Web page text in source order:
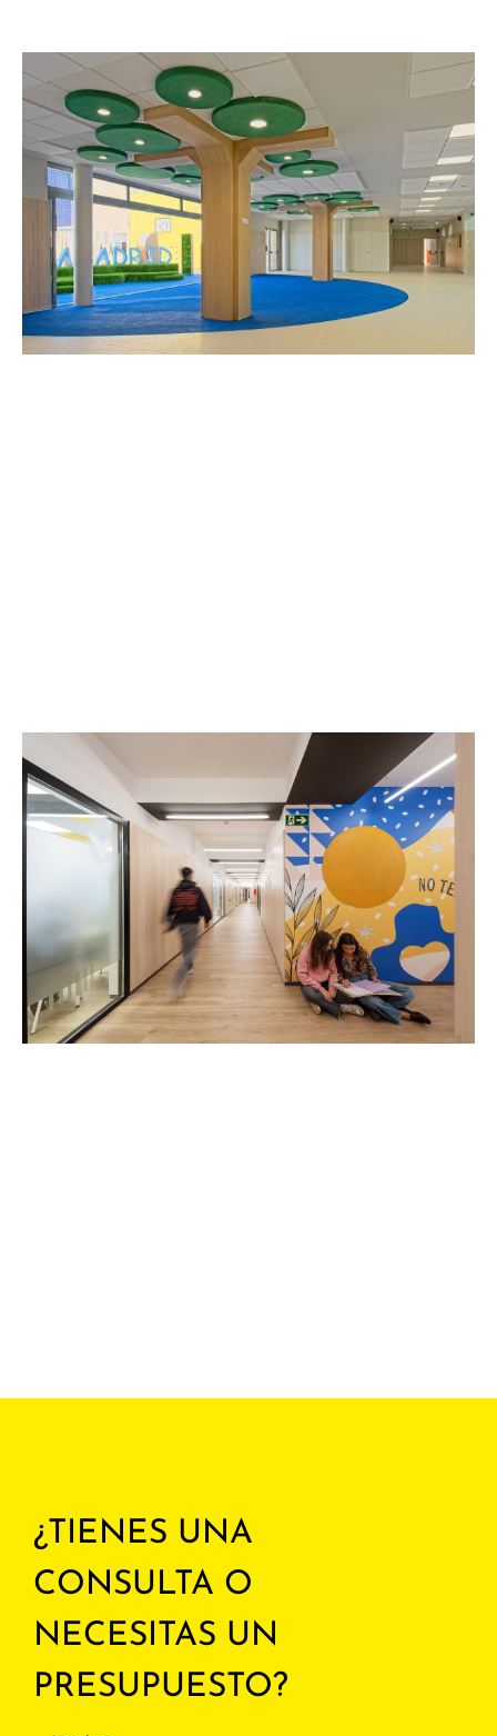
¿TIENES UNA
CONSULTA O
NECESITAS UN
PRESUPUESTO?